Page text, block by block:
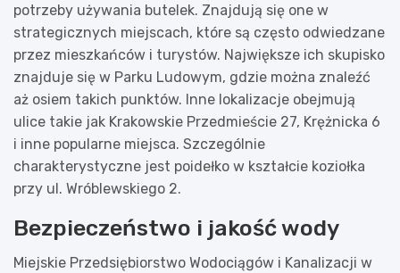
potrzeby używania butelek. Znajdują się one w
strategicznych miejscach, które są często odwiedzane
przez mieszkańców i turystów. Największe ich skupisko
znajduje się w Parku Ludowym, gdzie można znaleźć
aż osiem takich punktów. Inne lokalizacje obejmują
ulice takie jak Krakowskie Przedmieście 27, Krężnicka 6
i inne popularne miejsca. Szczególnie
charakterystyczne jest poidełko w kształcie koziołka
przy ul. Wróblewskiego 2.
Bezpieczeństwo i jakość wody
Miejskie Przedsiębiorstwo Wodociągów i Kanalizacji w